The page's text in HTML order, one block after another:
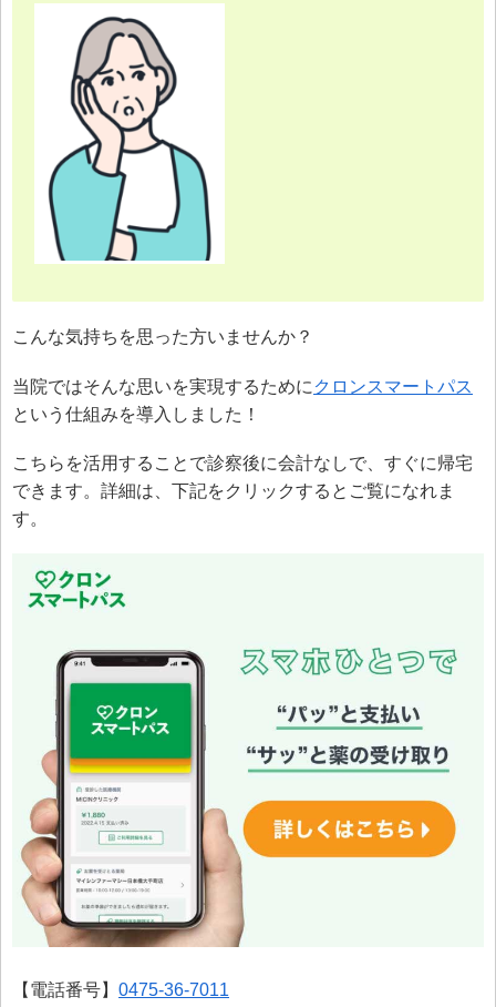
こんな気持ちを思った方いませんか？
当院ではそんな思いを実現するために クロンスマートパス
という仕組みを導入しました！
こちらを活用することで診察後に会計なしで、すぐに帰宅
できます。詳細は、下記をクリックするとご覧になれま
す。
【電話番号】 0475-36-7011